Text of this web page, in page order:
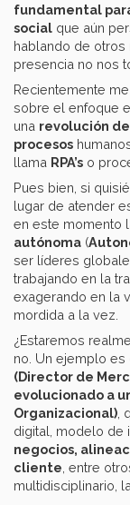
fundamental
social que aún
hablando de otros
presencia no nos
Recientemente
sobre el enfoque
una revolución
procesos
llama RPA’s o
Pues bien, si
lugar de atender
en este momento
autónoma (
ser líderes
trabajando en la
exagerando en la
mordida a la vez.
¿Estaremos
no. Un ejemplo
(Director de
evolucionado a
Organizacional)
digital, modelo de
negocios,
cliente , entre
multidisciplinario,